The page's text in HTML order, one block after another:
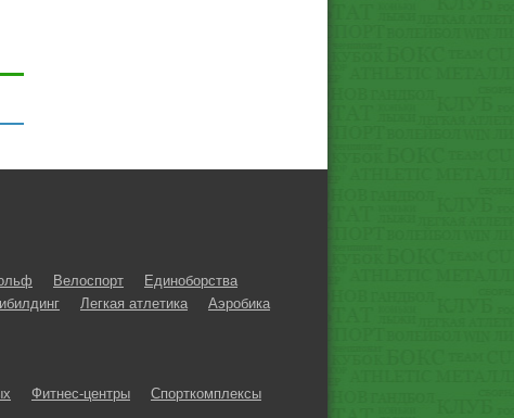
Велоспорт
Единоборства
Легкая атлетика
Аэробика
Фитнес-центры
Спорткомплексы